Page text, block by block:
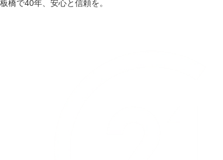
板橋で40年、安心と信頼を。